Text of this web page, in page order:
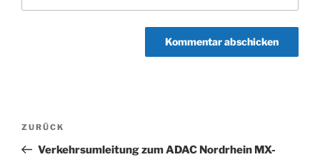
Beitragsnavigation
Vorheriger
Beitrag
ZURÜCK
Verkehrsumleitung zum ADAC Nordrhein MX-